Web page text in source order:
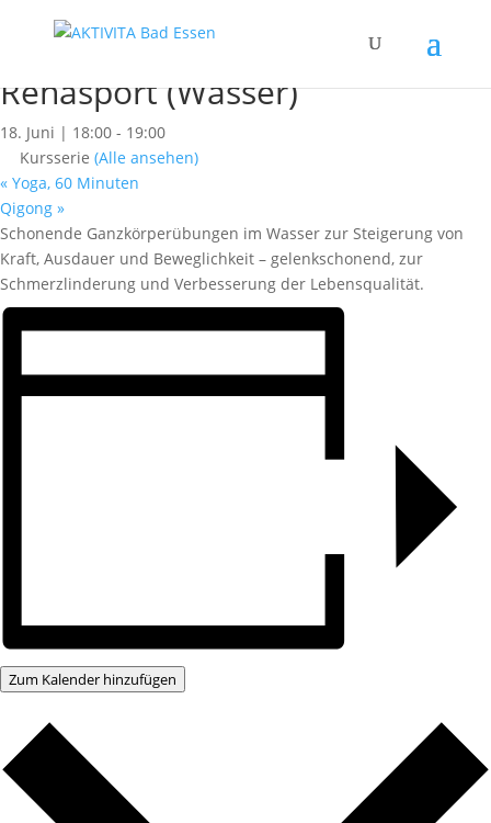
« Alle Kurse
Rehasport (Wasser)
18. Juni | 18:00 - 19:00
Kursserie (Alle ansehen)
« Yoga, 60 Minuten
Qigong »
Schonende Ganzkörperübungen im Wasser zur Steigerung von
Kraft, Ausdauer und Beweglichkeit – gelenkschonend, zur
Schmerzlinderung und Verbesserung der Lebensqualität.
Zum Kalender hinzufügen